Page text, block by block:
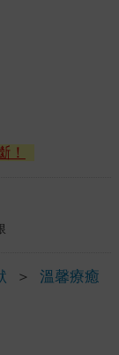
！
＞ 溫馨療癒